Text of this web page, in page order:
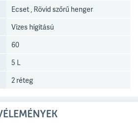
Ecset , Rövid szőrű henger
Vizes hígítású
60
5 L
2 réteg